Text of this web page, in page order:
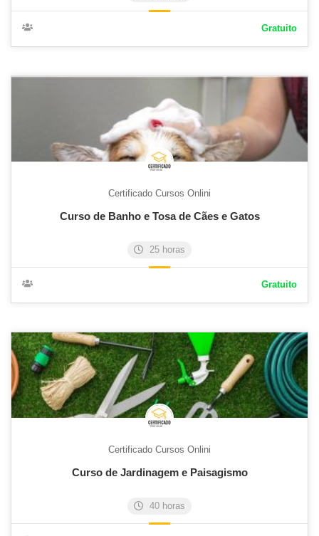
Gratuito
Certificado Cursos Onlini
Curso de Banho e Tosa de Cães e Gatos
25 horas
Gratuito
Certificado Cursos Onlini
Curso de Jardinagem e Paisagismo
40 horas